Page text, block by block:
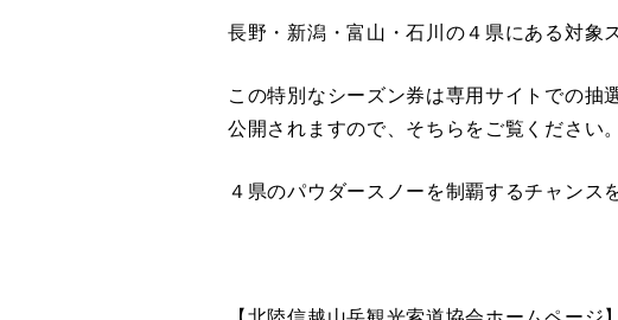
長野・新潟・富山・石川の４県にある対象
この特別なシーズン券は専用サイトでの抽
公開されますので、そちらをご覧ください。
４県のパウダースノーを制覇するチャンス